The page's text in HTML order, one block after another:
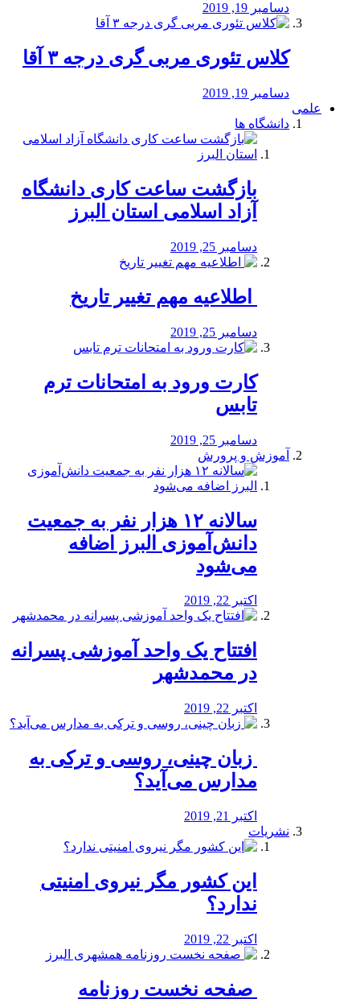
دسامبر 19, 2019
کلاس تئوری مربی گری درجه ۳ آقا
دسامبر 19, 2019
علمی
دانشگاه ها
بازگشت ساعت کاری دانشگاه
آزاد اسلامی استان البرز
دسامبر 25, 2019
️ اطلاعیه مهم تغییر تاریخ
دسامبر 25, 2019
کارت ورود به امتحانات ترم
تابس
دسامبر 25, 2019
آموزش و پرورش
️سالانه ۱۲ هزار نفر به جمعیت
دانش‌آموزی البرز اضافه
می‌شود
اکتبر 22, 2019
افتتاح یک واحد آموزشی پسرانه
در محمدشهر
اکتبر 22, 2019
️ زبان چینی، روسی و ترکی به
مدارس می‌آید؟
اکتبر 21, 2019
نشریات
این کشور مگر نیروی امنیتی
ندارد؟
اکتبر 22, 2019
️ صفحه نخست روزنامه‌